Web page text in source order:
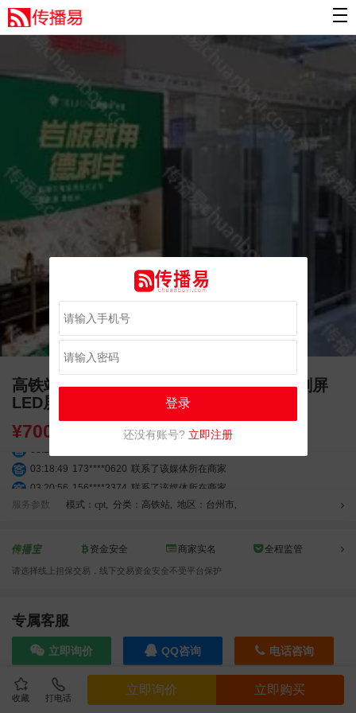
收藏 打电话
立即询价 立即购买
高铁站广告 台州高铁站广告 台州站 独立刷屏
LED屏幕广告
¥7000.00
03:18:49 173****0620 联系了该媒体所在商家
03:20:56 156****3374 联系了该媒体所在商家
03:42:33 158****0746
联系了该媒体所在商家
12:40:20
177****7961
联系了该媒体所在商家
03:40:56
10:08:47 155****5272 联系了该媒体所在商家
02:32:27 176****3456
联系了该媒体所在商家
04:09:07
182****6963 联系了该媒体所在商家
11:44:28
联系了该媒体所在商家
服务参数 模式：cpt, 分类：高铁站, 地区：台州市,
资金安全 商家实名 全程监管
请选择线上担保交易，线下交易资金安全不受平台保护
专属客服
立即询价 QQ咨询 电话咨询
效果截图
登录
还没有账号? 立即注册